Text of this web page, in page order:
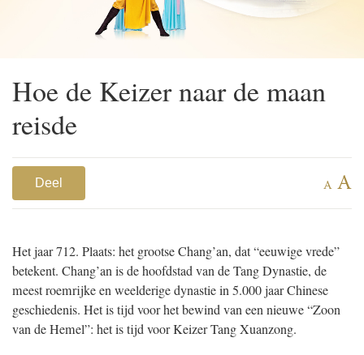
Hoe de Keizer naar de maan
reisde
Deel A A
Het jaar 712. Plaats: het grootse Chang’an, dat “eeuwige vrede”
betekent. Chang’an is de hoofdstad van de Tang Dynastie, de
meest roemrijke en weelderige dynastie in 5.000 jaar Chinese
geschiedenis. Het is tijd voor het bewind van een nieuwe “Zoon
van de Hemel”: het is tijd voor Keizer Tang Xuanzong.